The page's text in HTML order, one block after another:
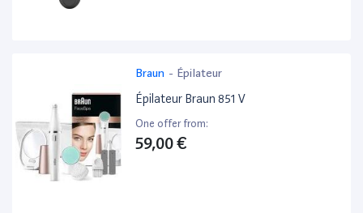
Braun - Épilateur
Épilateur Braun 851 V
One offer from:
59,00 €